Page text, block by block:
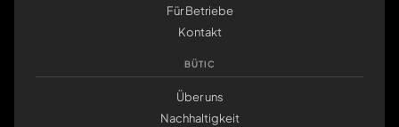
Für Betriebe
Kontakt
BÜTIC
Über uns
Nachhaltigkeit